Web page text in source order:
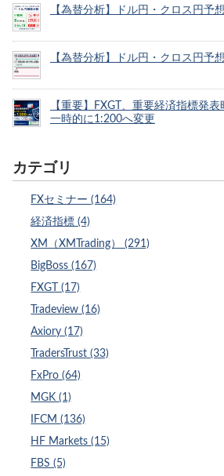
【為替分析】ドル円・クロス円予
【為替分析】ドル円・クロス円予
【重要】FXGT、重要経済指標発
一時的に1:200へ変更
カテゴリ
FXセミナー (164)
経済指標 (4)
XM（XMTrading） (291)
BigBoss (167)
FXGT (17)
Tradeview (16)
Axiory (17)
TradersTrust (33)
FxPro (64)
MGK (1)
IFCM (136)
HF Markets (15)
FBS (5)